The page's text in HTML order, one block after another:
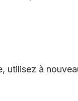
utilisez à